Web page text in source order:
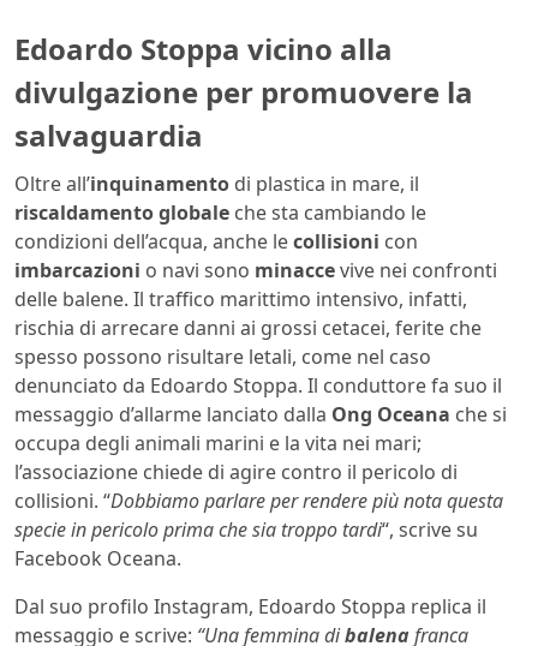
Edoardo Stoppa vicino alla
divulgazione per promuovere la
salvaguardia
Oltre all’inquinamento di plastica in mare, il
riscaldamento globale che sta cambiando le
condizioni dell’acqua, anche lecollisioni con
imbarcazioni o navi sono minaccevive nei confronti
delle balene. Il traffico marittimo intensivo, infatti,
rischia di arrecare danni ai grossi cetacei, ferite che
spesso possono risultare letali, come nel caso
denunciato da Edoardo Stoppa. Il conduttore fa suo il
messaggio d’allarme lanciato dalla Ong Oceana che si
occupa degli animali marini e la vita nei mari;
l’associazione chiede di agire contro il pericolo di
collisioni. “Dobbiamo parlare per rendere più nota questa
specie in pericolo prima che sia troppo tardi“, scrive su
Facebook Oceana.
Dal suo profilo Instagram, Edoardo Stoppa replica il
messaggio e scrive: “Una femmina dibalenafranca